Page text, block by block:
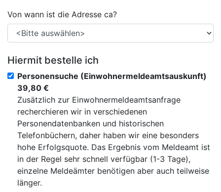
Von wann ist die Adresse ca?
Hiermit bestelle ich
Personensuche (Einwohnermeldeamtsauskunft)
39,80 €
Zusätzlich zur Einwohnermeldeamtsanfrage
recherchieren wir in verschiedenen
Personendatenbanken und historischen
Telefonbüchern, daher haben wir eine besonders
hohe Erfolgsquote. Das Ergebnis vom Meldeamt ist
in der Regel sehr schnell verfügbar (1-3 Tage),
einzelne Meldeämter benötigen aber auch teilweise
länger.